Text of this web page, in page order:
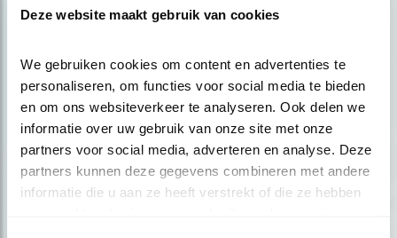
Deze website maakt gebruik van cookies
We gebruiken cookies om content en advertenties te
personaliseren, om functies voor social media te bieden
en om ons websiteverkeer te analyseren. Ook delen we
informatie over uw gebruik van onze site met onze
partners voor social media, adverteren en analyse. Deze
partners kunnen deze gegevens combineren met andere
informatie die u aan ze heeft verstrekt of die ze hebben